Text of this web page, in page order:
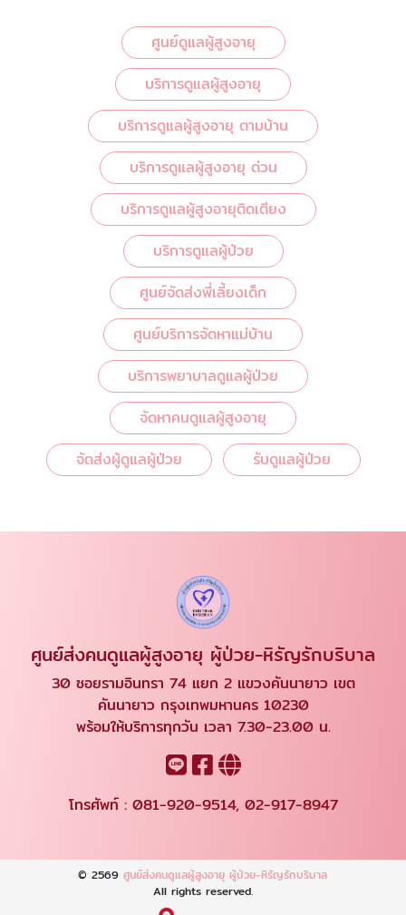
ศูนย์ดูแลผู้สูงอายุ
บริการดูแลผู้สูงอายุ
บริการดูแลผู้สูงอายุ ตามบ้าน
บริการดูแลผู้สูงอายุ ด่วน
บริการดูแลผู้สูงอายุติดเตียง
บริการดูแลผู้ป่วย
ศูนย์จัดส่งพี่เลี้ยงเด็ก
ศูนย์บริการจัดหาแม่บ้าน
บริการพยาบาลดูแลผู้ป่วย
จัดหาคนดูแลผู้สูงอายุ
จัดส่งผู้ดูแลผู้ป่วย
รับดูแลผู้ป่วย
ศูนย์ส่งคนดูแลผู้สูงอายุ ผู้ป่วย-หิรัญรักบริบาล
30 ซอยรามอินทรา 74 แยก 2 แขวงคันนายาว เขต
คันนายาว กรุงเทพมหานคร 10230
พร้อมให้บริการทุกวัน เวลา 7.30-23.00 น.
โทรศัพท์ : 081-920-9514, 02-917-8947
© 2569ศูนย์ส่งคนดูแลผู้สูงอายุ ผู้ป่วย-หิรัญรักบริบาล
All rights reserved.